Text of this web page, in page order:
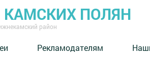
КАМСКИХ ПОЛЯН
район
Рекламодателям